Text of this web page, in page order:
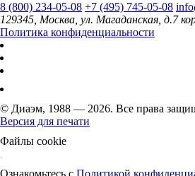
8 (800) 234-05-08 +7 (495) 745-05-08
129345, Москва, ул. Магаданская, д.7
Политика конфиденциальности
© Диаэм, 1988 — 2026. Все права
Версия для печати
Файлы cookie
Ознакомьтесь с Политикой